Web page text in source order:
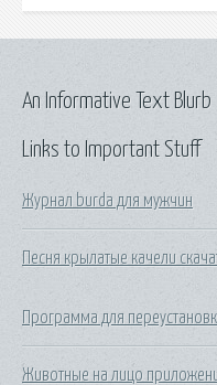
Links to Important Stuff
Журнал burda для мужчин
Песня крылатые качели
Программа для
Животные на лицо
An Informative Text Blurb